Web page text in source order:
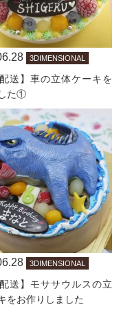
3DIMENSIONAL
配送】車の立体ケーキを
た①
3DIMENSIONAL
配送】モササウルスの立
をお作りしました